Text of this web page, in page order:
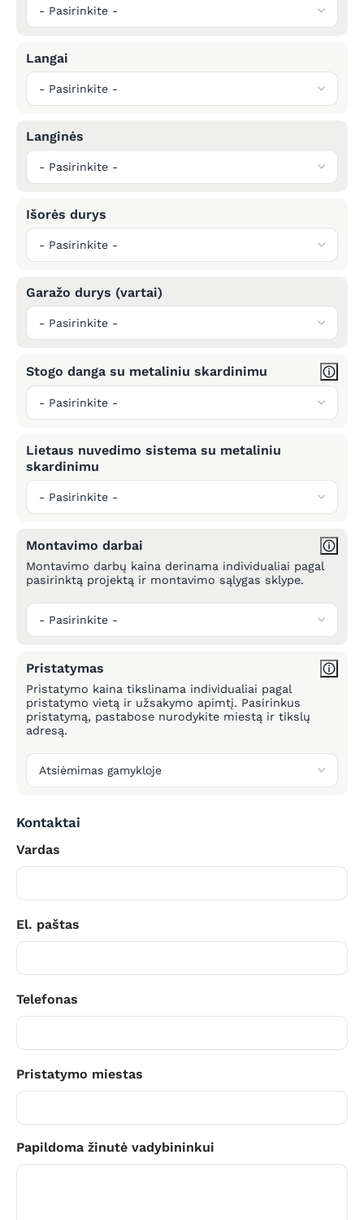
Langai
Langinės
Išorės durys
Garažo durys (vartai)
Stogo danga su metaliniu skardinimu
Lietaus nuvedimo sistema su metaliniu
skardinimu
Montavimo darbai
Montavimo darbų kaina derinama individualiai pagal
pasirinktą projektą ir montavimo sąlygas sklype.
Pristatymas
Pristatymo kaina tikslinama individualiai pagal
pristatymo vietą ir užsakymo apimtį. Pasirinkus
pristatymą, pastabose nurodykite miestą ir tikslų
adresą.
Kontaktai
Vardas
El. paštas
Telefonas
Pristatymo miestas
Papildoma žinutė vadybininkui